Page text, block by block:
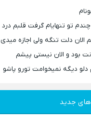
تو تنهایام گرفت قلبم درد
الان دلت تنگه ولی اجازه میدی
بود و الان نیستی پیشم
دلو دیگه نمیخوامت تورو پاشو
جدید